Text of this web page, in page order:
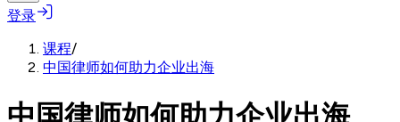
登录
课程/
中国律师如何助力企业出海